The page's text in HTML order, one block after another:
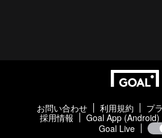
お問い合わせ 利用規約
プ
採用情報
Goal App (Android)
Goal Live